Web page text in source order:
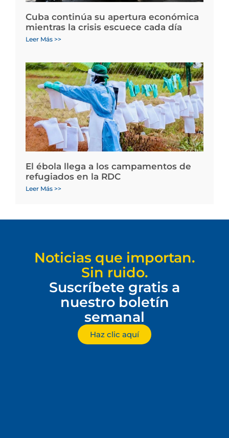
Cuba continúa su apertura económica
mientras la crisis escuece cada día
Leer Más >>
El ébola llega a los campamentos de
refugiados en la RDC
Leer Más >>
Noticias que importan.
Sin ruido.
Suscríbete gratis a
nuestro boletín
semanal
Haz clic aquí